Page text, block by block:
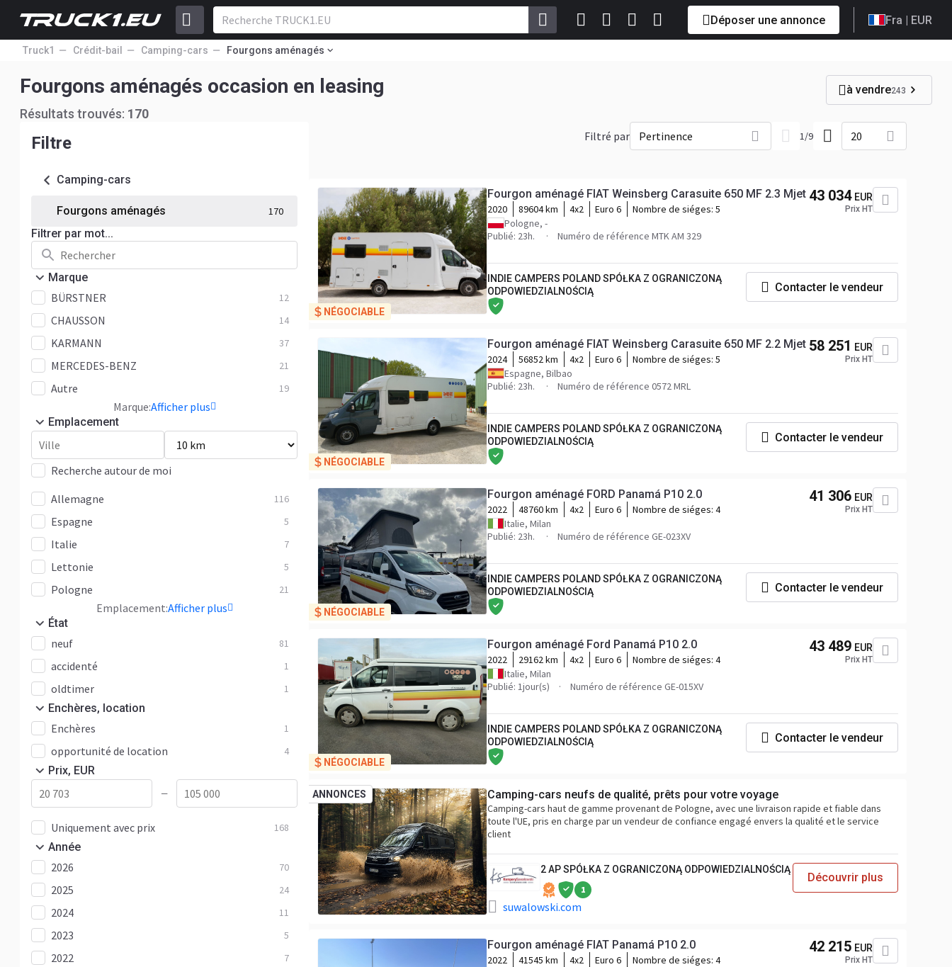
Déposer une annonce Fra | EUR
Truck1 Crédit-bail Camping-cars Fourgons aménagés
Fourgons aménagés occasion en leasing
Résultats trouvés: 170
à vendre243
Filtre
Camping-cars
Fourgons aménagés 170
Filtrer par mot...
Marque
BÜRSTNER 12
CHAUSSON 14
KARMANN 37
MERCEDES-BENZ 21
Autre 19
Marque:Afficher plus
Emplacement
Recherche autour de moi
Allemagne
116
Espagne 5
Italie 7
Lettonie 5
Pologne 21
Emplacement:Afficher plus
État
neuf 81
accidenté 1
oldtimer 1
Enchères, location
Enchères 1
opportunité de location 4
Prix, EUR
—
Uniquement avec prix 168
Année
2026 70
2025 24
2024 11
2023 5
2022 7
Filtré par Pertinence 1/9 20
NÉGOCIABLE
Fourgon aménagé FIAT Weinsberg Carasuite 650 MF 2.3 Mjet
2020 89604 km 4x2 Euro 6 Nombre de siéges: 5
Pologne, -
Publié: 23h.
Numéro de référence MTK AM 329
43 034 EUR
Prix HT
INDIE CAMPERS POLAND SPÓŁKA Z OGRANICZONĄ
ODPOWIEDZIALNOŚCIĄ
Contacter le vendeur
NÉGOCIABLE
Fourgon aménagé FIAT Weinsberg Carasuite 650 MF 2.2 Mjet
2024 56852 km 4x2 Euro 6 Nombre de siéges: 5
Espagne, Bilbao
Publié: 23h.
Numéro de référence 0572 MRL
58 251 EUR
Prix HT
INDIE CAMPERS POLAND SPÓŁKA Z OGRANICZONĄ
ODPOWIEDZIALNOŚCIĄ
Contacter le vendeur
NÉGOCIABLE
Fourgon aménagé FORD Panamá P10 2.0
2022 48760 km 4x2 Euro 6 Nombre de siéges: 4
Italie, Milan
Publié: 23h.
Numéro de référence GE-023XV
41 306 EUR
Prix HT
INDIE CAMPERS POLAND SPÓŁKA Z OGRANICZONĄ
ODPOWIEDZIALNOŚCIĄ
Contacter le vendeur
NÉGOCIABLE
Fourgon aménagé Ford Panamá P10 2.0
2022 29162 km 4x2 Euro 6 Nombre de siéges: 4
Italie, Milan
Publié: 1jour(s)
Numéro de référence GE-015XV
43 489 EUR
Prix HT
INDIE CAMPERS POLAND SPÓŁKA Z OGRANICZONĄ
ODPOWIEDZIALNOŚCIĄ
Contacter le vendeur
ANNONCES Camping-cars neufs de qualité, prêts pour votre voyage
Camping-cars haut de gamme provenant de Pologne, avec une livraison rapide et fiable dans
toute l'UE, pris en charge par un vendeur de confiance engagé envers la qualité et le service
client
2 AP SPÓŁKA Z OGRANICZONĄ ODPOWIEDZIALNOŚCIĄ
1
suwalowski.com
Découvrir plus
Fourgon aménagé FIAT Panamá P10 2.0
2022 41545 km 4x2 Euro 6 Nombre de siéges: 4
42 215 EUR
Prix HT